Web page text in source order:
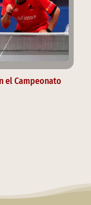
el Campeonato